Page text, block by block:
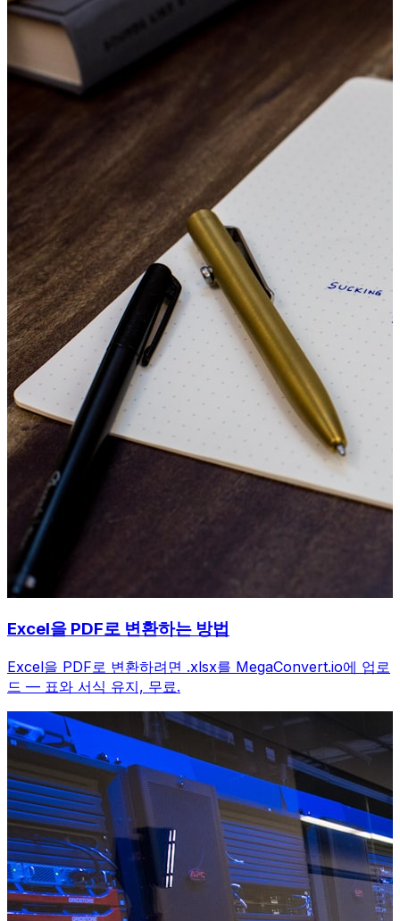
Excel을 PDF로 변환하는 방법
Excel을 PDF로 변환하려면 .xlsx를 MegaConvert.io에 업로
드 — 표와 서식 유지, 무료.